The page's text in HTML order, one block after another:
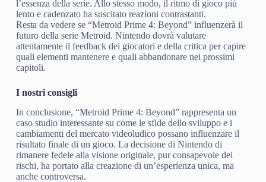
l’essenza della serie. Allo stesso modo, il ritmo di gioco più
lento e cadenzato ha suscitato reazioni contrastanti.
Resta da vedere se “Metroid Prime 4: Beyond” influenzerà il
futuro della serie Metroid. Nintendo dovrà valutare
attentamente il feedback dei giocatori e della critica per capire
quali elementi mantenere e quali abbandonare nei prossimi
capitoli.
I nostri consigli
In conclusione, “Metroid Prime 4: Beyond” rappresenta un
caso studio interessante su come le sfide dello sviluppo e i
cambiamenti del mercato videoludico possano influenzare il
risultato finale di un gioco. La decisione di Nintendo di
rimanere fedele alla visione originale, pur consapevole dei
rischi, ha portato alla creazione di un’esperienza unica, ma
anche controversa.